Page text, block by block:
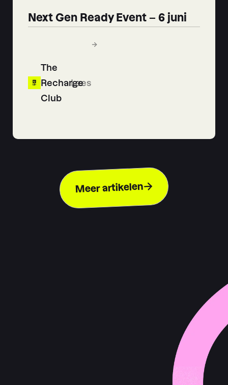
Next Gen Ready Event – 6 juni
The
Recharge
Club
Lees
Meer artikelen